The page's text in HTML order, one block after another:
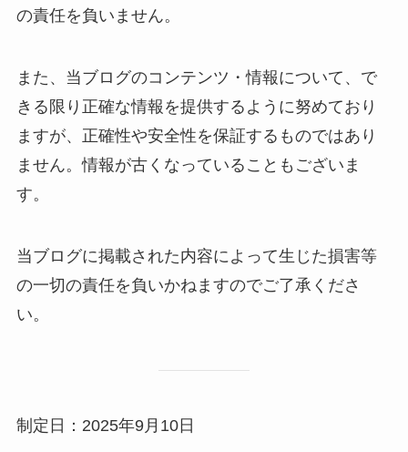
の責任を負いません。
また、当ブログのコンテンツ・情報について、で
きる限り正確な情報を提供するように努めており
ますが、正確性や安全性を保証するものではあり
ません。情報が古くなっていることもございま
す。
当ブログに掲載された内容によって生じた損害等
の一切の責任を負いかねますのでご了承くださ
い。
制定日：2025年9月10日